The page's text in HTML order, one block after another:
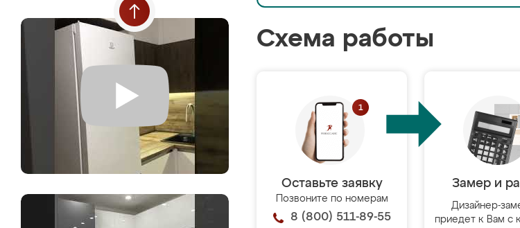
Схема работы
Оставьте заявку
Позвоните по номерам
8 (800) 511-89-55
Замер и
Дизайнер-
приедет к Вам с